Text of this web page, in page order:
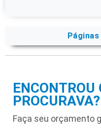
ENCONTROU
PROCURAVA?
Faça seu orçamento